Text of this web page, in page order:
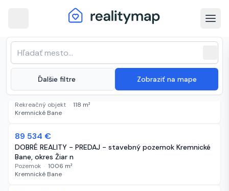
Ďalšie filtre Zobraziť na mape
Kremnické Bane · Najnovšie
nehnuteľnosti na predaj
(7 inzerátov)
Zoradenie zoznamu
179 000 €
Zaujímavá 5-izbová chata Kremnické Bane
Rekreačný objekt · 118 m²
Kremnické Bane
86 dní
-11 066 €
89 534 €
DOBRÉ REALITY - PREDAJ - stavebný pozemok Kremnické
Bane, okres Žiar n
Pozemok · 1006 m²
Kremnické Bane